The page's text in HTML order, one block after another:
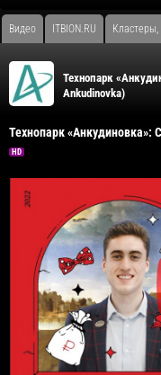
Видео ITBION.RU Кластеры,
​Технопарк
Ankudinovka)
​Технопарк
HD